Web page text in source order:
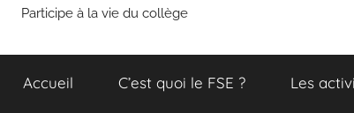
Participe à la vie du collège
Accueil C’est quoi le FSE ? Les